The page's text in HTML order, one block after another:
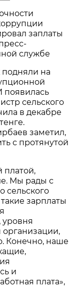
заплаты
службе
подняли на
появилась
сельского
в декабре
заметил,
с протянутой
платой,
Мы рады с
сельского
зарплаты
уровня
организации,
Конечно, наше
и
плата»,